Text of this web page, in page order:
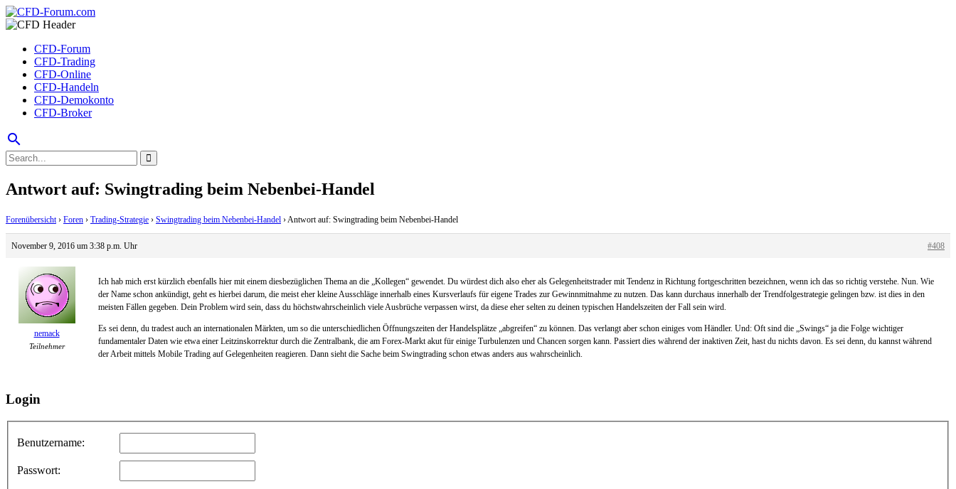
CFD-Forum
CFD-Trading
CFD-Online
CFD-Handeln
CFD-Demokonto
CFD-Broker
search
Antwort auf: Swingtrading beim Nebenbei-Handel
Forenübersicht › Foren › Trading-Strategie › Swingtrading beim Nebenbei-Handel ›Antwort auf: Swingtrading beim Nebenbei-Handel
November 9, 2016 um 3:38 p.m. Uhr #408
nemack
Teilnehmer
Ich hab mich erst kürzlich ebenfalls hier mit einem diesbezüglichen Thema an die „Kollegen“ gewendet. Du würdest dich also eher als Gelegenheitstrader mit Tendenz in Richtung fortgeschritten bezeichnen, wenn ich das so richtig verstehe. Nun. Wie
der Name schon ankündigt, geht es hierbei darum, die meist eher kleine Ausschläge innerhalb eines Kursverlaufs für eigene Trades zur Gewinnmitnahme zu nutzen. Das kann durchaus innerhalb der Trendfolgestrategie gelingen bzw. ist dies in den
meisten Fällen gegeben. Dein Problem wird sein, dass du höchstwahrscheinlich viele Ausbrüche verpassen wirst, da diese eher selten zu deinen typischen Handelszeiten der Fall sein wird.
Es sei denn, du tradest auch an internationalen Märkten, um so die unterschiedlichen Öffnungszeiten der Handelsplätze „abgreifen“ zu können. Das verlangt aber schon einiges vom Händler. Und: Oft sind die „Swings“ ja die Folge wichtiger
fundamentaler Daten wie etwa einer Leitzinskorrektur durch die Zentralbank, die am Forex-Markt akut für einige Turbulenzen und Chancen sorgen kann. Passiert dies während der inaktiven Zeit, hast du nichts davon. Es sei denn, du kannst während
der Arbeit mittels Mobile Trading auf Gelegenheiten reagieren. Dann sieht die Sache beim Swingtrading schon etwas anders aus wahrscheinlich.
Login
Benutzername:
Passwort: